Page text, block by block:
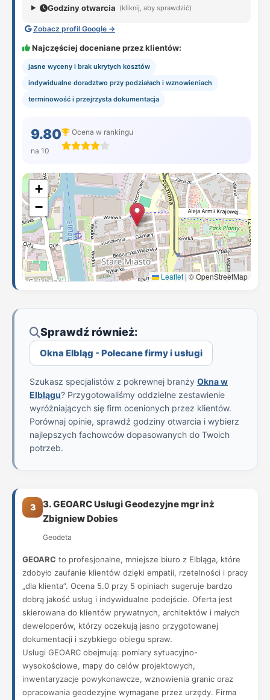
Godziny otwarcia (kliknij, aby sprawdzić)
Zobacz profil Google →
Najczęściej doceniane przez klientów:
jasne wyceny i brak ukrytych kosztów
indywidualne doradztwo przy podziałach i wznowieniach
terminowość i przejrzysta dokumentacja
9.80
na 10
Ocena w rankingu
+
−
Leaflet | © OpenStreetMap
Sprawdź również:
Okna Elbląg - Polecane firmy i usługi
Szukasz specjalistów z pokrewnej branży Okna w
Elblągu? Przygotowaliśmy oddzielne zestawienie
wyróżniających się firm ocenionych przez klientów.
Porównaj opinie, sprawdź godziny otwarcia i wybierz
najlepszych fachowców dopasowanych do Twoich
potrzeb.
3
3. GEOARC Usługi Geodezyjne mgr inż
Zbigniew Dobies
Geodeta
GEOARC to profesjonalne, mniejsze biuro z Elbląga, które
zdobyło zaufanie klientów dzięki empatii, rzetelności i pracy
„dla klienta”. Ocena 5.0 przy 5 opiniach sugeruje bardzo
dobrą jakość usług i indywidualne podejście. Oferta jest
skierowana do klientów prywatnych, architektów i małych
deweloperów, którzy oczekują jasno przygotowanej
dokumentacji i szybkiego obiegu spraw.
Usługi GEOARC obejmują: pomiary sytuacyjno-
wysokościowe, mapy do celów projektowych,
inwentaryzacje powykonawcze, wznowienia granic oraz
opracowania geodezyjne wymagane przez urzędy. Firma